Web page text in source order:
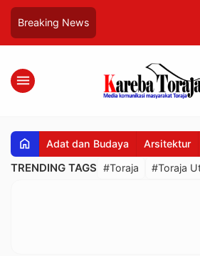
Breaking News
menu
home Adat dan Budaya Arsitektur
TRENDING TAGS #Toraja #Toraja